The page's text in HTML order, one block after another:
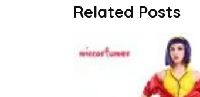
Related Posts